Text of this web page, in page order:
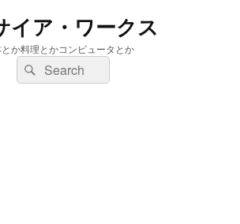
イア・ワークス
か料理とかコンピュータとか
検
索:
検
索